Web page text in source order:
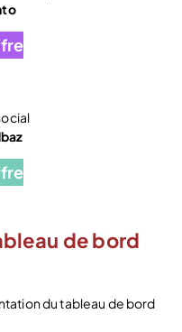
de bord
du tableau de bord